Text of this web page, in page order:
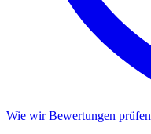
Wie wir Bewertungen prüfen